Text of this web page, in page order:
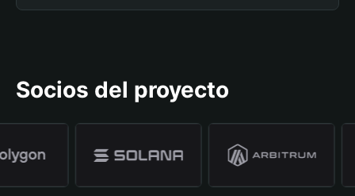
Socios del proyecto